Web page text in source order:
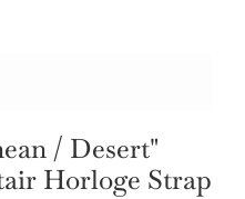
/ Desert"
Horloge Strap